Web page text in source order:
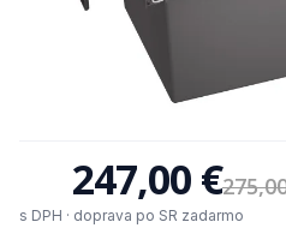
247,00 €
s DPH · doprava po SR zadarmo